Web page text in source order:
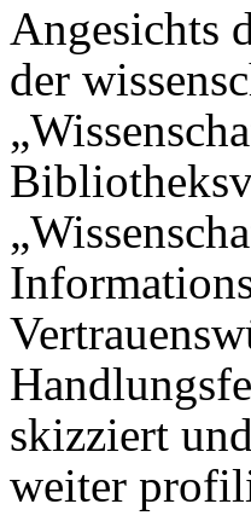
Angesichts
der
skizziert
weiter